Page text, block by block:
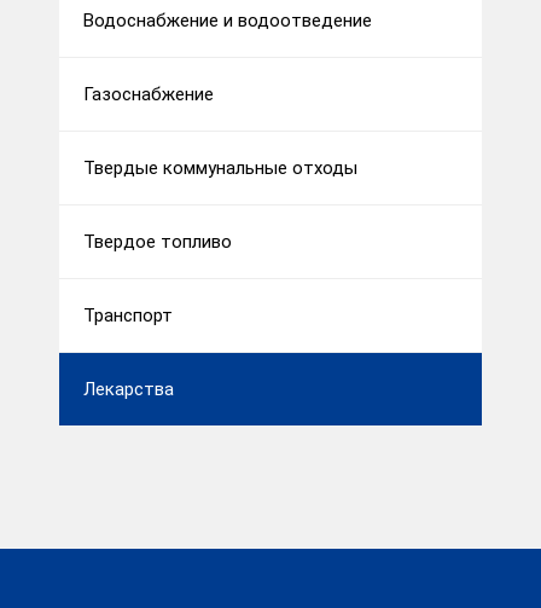
Водоснабжение и водоотведение
Газоснабжение
Твердые коммунальные отходы
Твердое топливо
Транспорт
Лекарства